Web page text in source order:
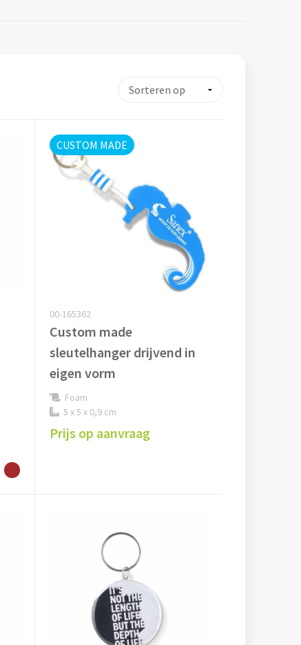
CUSTOM MADE
00-165362
Custom made
sleutelhanger drijvend in
eigen vorm
Foam
5 x 5 x 0,9 cm
Prijs op aanvraag